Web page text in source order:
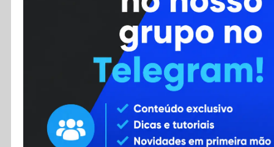
Enviar Dica
Contato